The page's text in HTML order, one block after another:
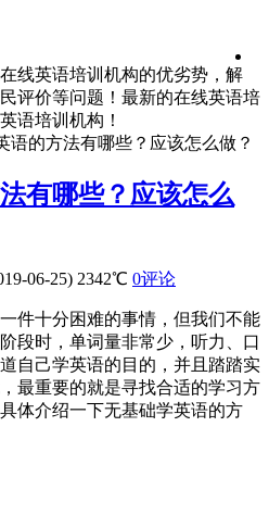
线英语培训机构的优劣势，解
评价等问题！最新的在线英语培
语培训机构！
语的方法有哪些？应该怎么做？
有哪些？应该怎么
06-25) 2342℃ 0评论
件十分困难的事情，但我们不能
段时，单词量非常少，听力、口
自己学英语的目的，并且踏踏实
最重要的就是寻找合适的学习方
体介绍一下无基础学英语的方